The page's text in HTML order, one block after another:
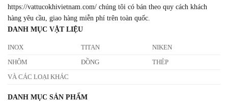
https://vattucokhivietnam.com/ chúng tôi có bán theo quy cách khách
hàng yêu cầu, giao hàng miễn phí trên toàn quốc.
DANH MỤC VẬT LIỆU
INOX TITAN NIKEN
NHÔM ĐỒNG THÉP
VÀ CÁC LOẠI KHÁC
DANH MỤC SẢN PHẨM